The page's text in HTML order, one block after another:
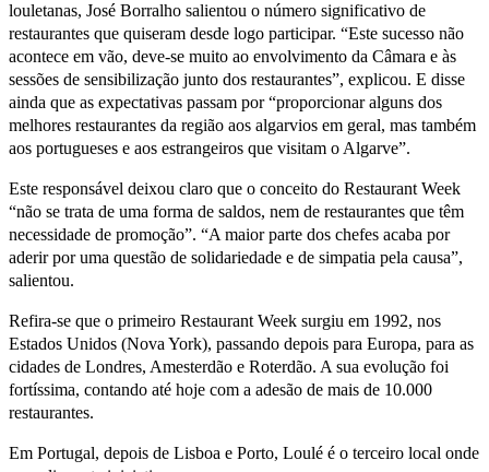
louletanas, José Borralho salientou o número significativo de
restaurantes que quiseram desde logo participar. “Este sucesso não
acontece em vão, deve-se muito ao envolvimento da Câmara e às
sessões de sensibilização junto dos restaurantes”, explicou. E disse
ainda que as expectativas passam por “proporcionar alguns dos
melhores restaurantes da região aos algarvios em geral, mas também
aos portugueses e aos estrangeiros que visitam o Algarve”.
Este responsável deixou claro que o conceito do Restaurant Week
“não se trata de uma forma de saldos, nem de restaurantes que têm
necessidade de promoção”. “A maior parte dos chefes acaba por
aderir por uma questão de solidariedade e de simpatia pela causa”,
salientou.
Refira-se que o primeiro Restaurant Week surgiu em 1992, nos
Estados Unidos (Nova York), passando depois para Europa, para as
cidades de Londres, Amesterdão e Roterdão. A sua evolução foi
fortíssima, contando até hoje com a adesão de mais de 10.000
restaurantes.
Em Portugal, depois de Lisboa e Porto, Loulé é o terceiro local onde